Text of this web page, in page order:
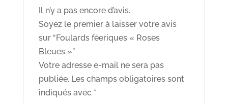
Il n’y a pas encore d’avis.
Soyez le premier à laisser votre avis
sur “Foulards féeriques « Roses
Bleues »”
Votre adresse e-mail ne sera pas
publiée. Les champs obligatoires sont
indiqués avec *